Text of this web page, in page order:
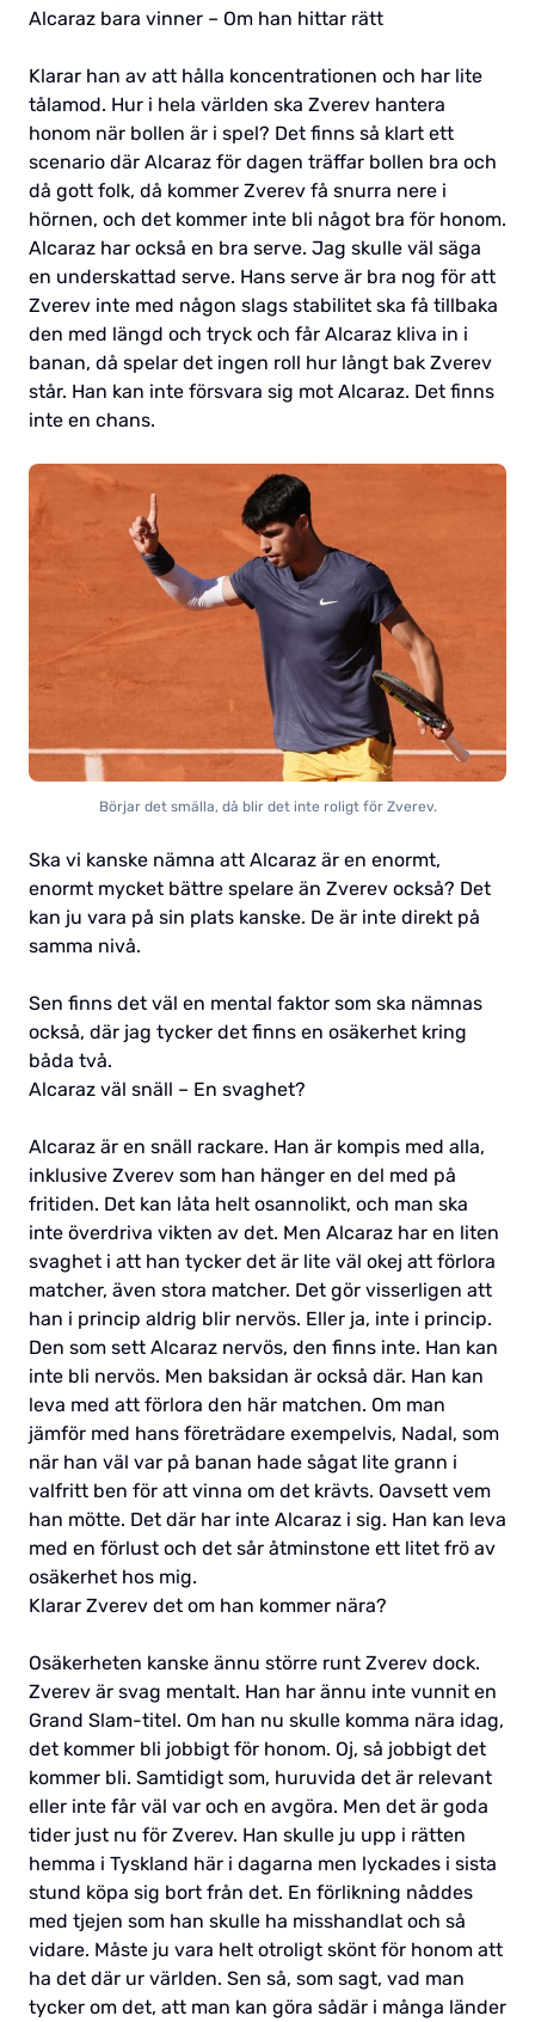
Alcaraz bara vinner – Om han hittar rätt
Klarar han av att hålla koncentrationen och har lite
tålamod. Hur i hela världen ska Zverev hantera
honom när bollen är i spel? Det finns så klart ett
scenario där Alcaraz för dagen träffar bollen bra och
då gott folk, då kommer Zverev få snurra nere i
hörnen, och det kommer inte bli något bra för honom.
Alcaraz har också en bra serve. Jag skulle väl säga
en underskattad serve. Hans serve är bra nog för att
Zverev inte med någon slags stabilitet ska få tillbaka
den med längd och tryck och får Alcaraz kliva in i
banan, då spelar det ingen roll hur långt bak Zverev
står. Han kan inte försvara sig mot Alcaraz. Det finns
inte en chans.
Börjar det smälla, då blir det inte roligt för Zverev.
Ska vi kanske nämna att Alcaraz är en enormt,
enormt mycket bättre spelare än Zverev också? Det
kan ju vara på sin plats kanske. De är inte direkt på
samma nivå.
Sen finns det väl en mental faktor som ska nämnas
också, där jag tycker det finns en osäkerhet kring
båda två.
Alcaraz väl snäll – En svaghet?
Alcaraz är en snäll rackare. Han är kompis med alla,
inklusive Zverev som han hänger en del med på
fritiden. Det kan låta helt osannolikt, och man ska
inte överdriva vikten av det. Men Alcaraz har en liten
svaghet i att han tycker det är lite väl okej att förlora
matcher, även stora matcher. Det gör visserligen att
han i princip aldrig blir nervös. Eller ja, inte i princip.
Den som sett Alcaraz nervös, den finns inte. Han kan
inte bli nervös. Men baksidan är också där. Han kan
leva med att förlora den här matchen. Om man
jämför med hans företrädare exempelvis, Nadal, som
när han väl var på banan hade sågat lite grann i
valfritt ben för att vinna om det krävts. Oavsett vem
han mötte. Det där har inte Alcaraz i sig. Han kan leva
med en förlust och det sår åtminstone ett litet frö av
osäkerhet hos mig.
Klarar Zverev det om han kommer nära?
Osäkerheten kanske ännu större runt Zverev dock.
Zverev är svag mentalt. Han har ännu inte vunnit en
Grand Slam-titel. Om han nu skulle komma nära idag,
det kommer bli jobbigt för honom. Oj, så jobbigt det
kommer bli. Samtidigt som, huruvida det är relevant
eller inte får väl var och en avgöra. Men det är goda
tider just nu för Zverev. Han skulle ju upp i rätten
hemma i Tyskland här i dagarna men lyckades i sista
stund köpa sig bort från det. En förlikning nåddes
med tjejen som han skulle ha misshandlat och så
vidare. Måste ju vara helt otroligt skönt för honom att
ha det där ur världen. Sen så, som sagt, vad man
tycker om det, att man kan göra sådär i många länder